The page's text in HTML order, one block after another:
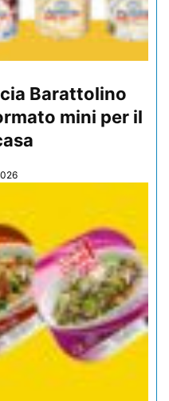
Barattolino
mini per il